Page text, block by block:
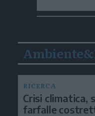
RICERCA
Crisi climatica,
farfalle